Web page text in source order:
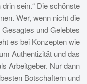
sein.“ Die schönste
Wer, wenn nicht die
und Gelebtes
es bei Konzepten wie
Authentizität und das
Arbeitgeber. Nur dann
Botschaftern und